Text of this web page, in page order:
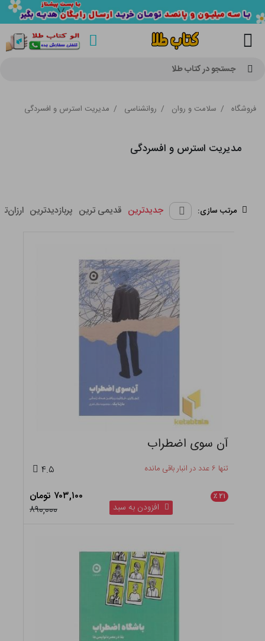
جستجو در کتاب طلا
فروشگاه / سلامت و روان / روانشناسی / مدیریت استرس و افسردگی
مدیریت استرس و افسردگی
مرتب سازی: جدیدترین قدیمی ترین پربازدیدترین
آن سوی اضطراب
تنها ۶ عدد در انبار باقی مانده ۴.۵
۲۱ ٪
۷۰۳,۱۰۰ تومان
۸۹۰,۰۰۰
افزودن به سبد